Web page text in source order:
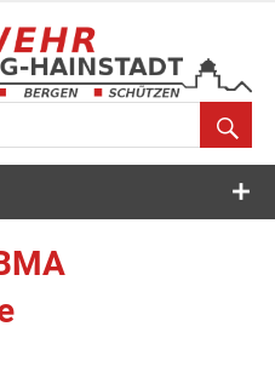
Feuerwehr
Breuberg-
Hainstadt